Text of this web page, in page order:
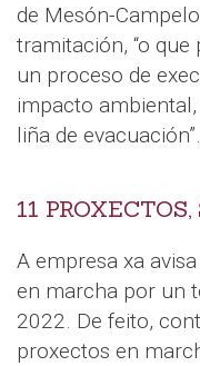
de Mesón-
tramitación, “o
un proceso de
impacto
liña de evacuación”.
11
A empresa xa
en marcha por un
2022. De feito,
proxectos en